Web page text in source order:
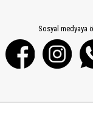
Sosyal medyaya